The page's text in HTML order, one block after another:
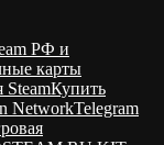
РФ и
карты
SteamКупить
NetworkTelegram